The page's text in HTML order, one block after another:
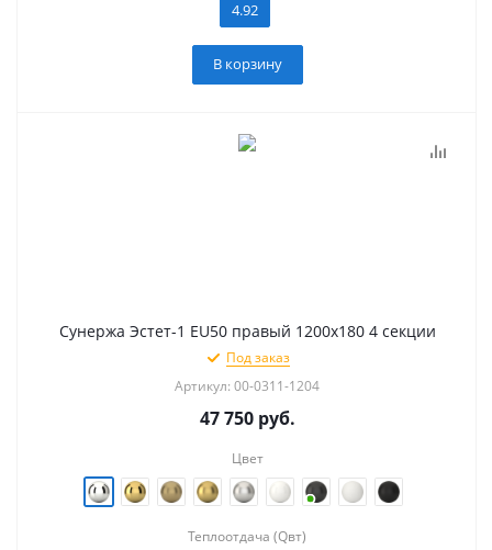
4.92
В корзину
Сунержа Эстет-1 EU50 правый 1200х180 4 секции
Под заказ
Артикул: 00-0311-1204
47 750руб.
Цвет
Теплоотдача (Qвт)